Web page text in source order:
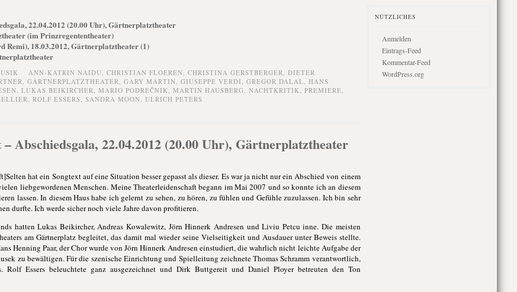
22.04.2012 (20.00 Uhr), Gärtnerplatztheater
(im Prinzregententheater)
18.03.2012, Gärtnerplatztheater (1)
ANN-KATRIN NAIDU, CHRISTIAN FLOEREN, CHRISTINA GERSTBERGER, DIETER
, GÄRTNERPLATZTHEATER, GARY MARTIN, GIUSEPPE VERDI, GREGOR DALAL, HANS
, LUKAS BEIKIRCHER, MARIO PODREČNIK, MARTIN HAUSBERG, NACHTKRITIK, PREMIERE,
, ROLF ESSERS, SANDRA MOON, ULRICH PETERS
Abschiedsgala, 22.04.2012 (20.00 Uhr), Gärtnerplatztheater
hat ein Songtext auf eine Situation besser gepasst als dieser. Es war ja nicht nur ein Abschied von einem
liebgewordenen Menschen. Meine Theaterleidenschaft begann im Mai 2007 und so konnte ich an diesem
lassen. In diesem Haus habe ich gelernt zu sehen, zu hören, zu fühlen und Gefühle zuzulassen. Ich bin sehr
durfte. Ich werde sicher noch viele Jahre davon profitieren.
hatten Lukas Beikircher, Andreas Kowalewitz, Jörn Hinnerk Andresen und Liviu Petcu inne. Die meisten
am Gärtnerplatz begleitet, das damit mal wieder seine Vielseitigkeit und Ausdauer unter Beweis stellte.
Henning Paar, der Chor wurde von Jörn Hinnerk Andresen einstudiert, die wahrlich nicht leichte Aufgabe der
zu bewältigen. Für die szenische Einrichtung und Spielleitung zeichnete Thomas Schramm verantwortlich,
Rolf Essers beleuchtete ganz ausgezeichnet und Dirk Buttgereit und Daniel Ployer betreuten den Ton
NÜTZLICHES
Anmelden
Eintrags-Feed
Kommentar-Feed
WordPress.org